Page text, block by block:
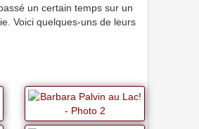
un certain temps sur un
Voici quelques-uns de leurs